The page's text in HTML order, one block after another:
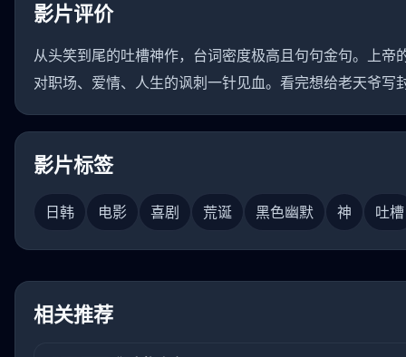
影片评价
从头笑到尾的吐槽神作，台词密度极高且句句金句。上帝
对职场、爱情、人生的讽刺一针见血。看完想给老天爷写
影片标签
日韩 电影 喜剧 荒诞 黑色幽默 神 吐槽
相关推荐